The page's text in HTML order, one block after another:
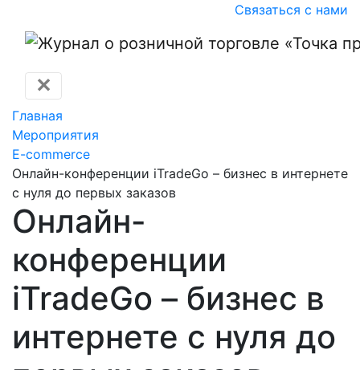
Связаться с нами
✕
Главная
Мероприятия
E-commerce
Онлайн-конференции iTradeGo – бизнес в интернете
с нуля до первых заказов
Онлайн-
конференции
iTradeGo – бизнес в
интернете с нуля до